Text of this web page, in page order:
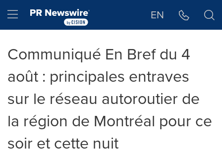
Hamburger menu EN
Communiqué En Bref du 4
août : principales entraves
sur le réseau autoroutier de
la région de Montréal pour ce
soir et cette nuit